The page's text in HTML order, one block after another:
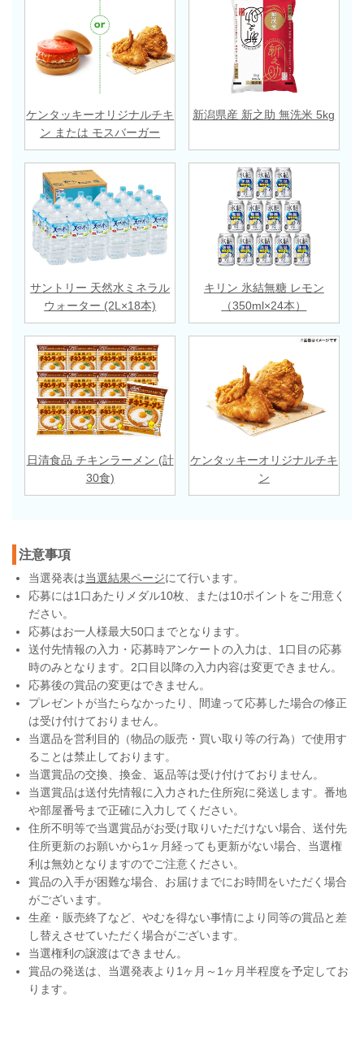
ケンタッキーオリジナルチキ
ン または モスバーガー
新潟県産 新之助 無洗米 5kg
サントリー 天然水ミネラル
ウォーター (2L×18本)
キリン 氷結無糖 レモン
（350ml×24本）
日清食品 チキンラーメン (計
30食)
ケンタッキーオリジナルチキ
ン
注意事項
当選発表は当選結果ページにて行います。
応募には1口あたりメダル10枚、または10ポイントをご用意く
ださい。
応募はお一人様最大50口までとなります。
送付先情報の入力・応募時アンケートの入力は、1口目の応募
時のみとなります。2口目以降の入力内容は変更できません。
応募後の賞品の変更はできません。
プレゼントが当たらなかったり、間違って応募した場合の修正
は受け付けておりません。
当選品を営利目的（物品の販売・買い取り等の行為）で使用す
ることは禁止しております。
当選賞品の交換、換金、返品等は受け付けておりません。
当選賞品は送付先情報に入力された住所宛に発送します。番地
や部屋番号まで正確に入力してください。
住所不明等で当選賞品がお受け取りいただけない場合、送付先
住所更新のお願いから1ヶ月経っても更新がない場合、当選権
利は無効となりますのでご注意ください。
賞品の入手が困難な場合、お届けまでにお時間をいただく場合
がございます。
生産・販売終了など、やむを得ない事情により同等の賞品と差
し替えさせていただく場合がございます。
当選権利の譲渡はできません。
賞品の発送は、当選発表より1ヶ月～1ヶ月半程度を予定してお
ります。